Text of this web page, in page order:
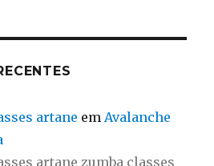
artane em Avalanche
artane zumba classes